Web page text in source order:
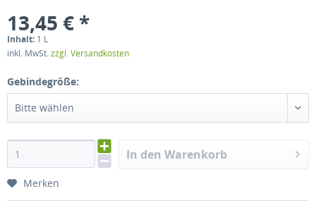
13,45 € *
Inhalt: 1 L
inkl. MwSt.zzgl. Versandkosten
Gebindegröße:
Bitte wählen
In den Warenkorb
Merken